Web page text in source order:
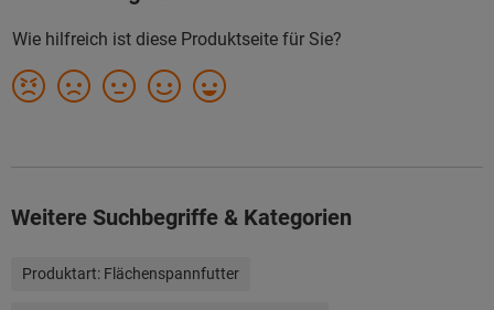
Weitere Suchbegriffe & Kategorien
Produktart: Flächenspannfutter